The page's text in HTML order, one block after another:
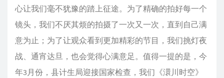
心让我们毫不犹豫的踏上征途。为了精确的拍好每一个
镜头，我们不厌其烦的拍摄了一次又一次，直到自己满
意为止；为了让观众看到更加精彩的节目，我们挑灯夜
战、通宵达旦，也会觉得心满意足。值得一提的是，今
年3月份，县计生局迎接国家检查，我们《澴川时空》